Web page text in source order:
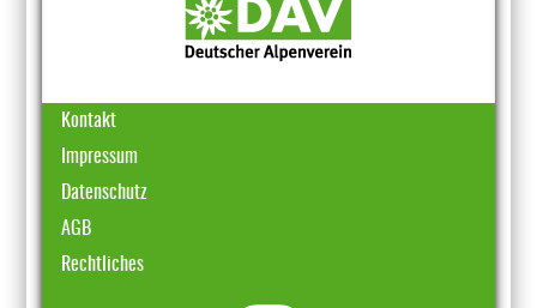
Kontakt
Impressum
Datenschutz
AGB
Rechtliches